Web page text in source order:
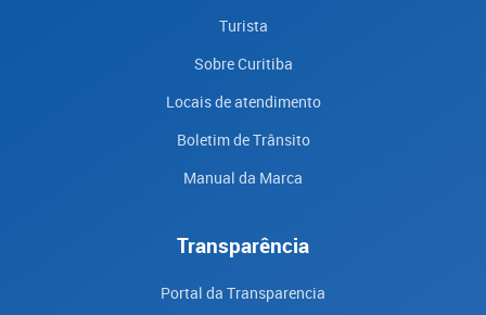
Turista
Sobre Curitiba
Locais de atendimento
Boletim de Trânsito
Manual da Marca
Transparência
Portal da Transparencia